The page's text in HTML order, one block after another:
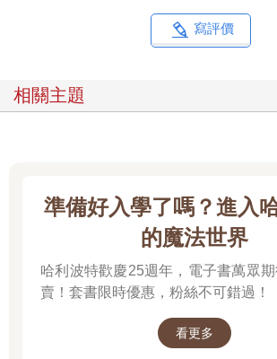
寫評價
相關主題
準備好入學了嗎？進入
的魔法世界
哈利波特歡慶25週年，電子書萬眾
賣！套書限時優惠，粉絲不可錯過！
看更多